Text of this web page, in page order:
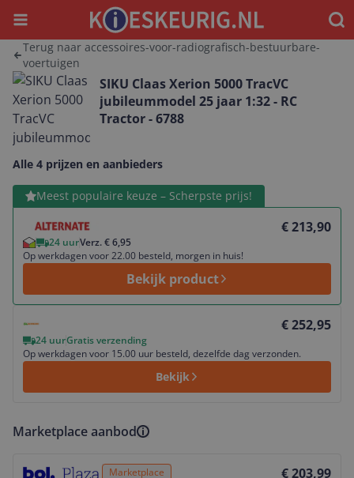
Menu
Terug naar accessoires-voor-radiografisch-bestuurbare-
voertuigen
SIKU Claas Xerion 5000 TracVC
jubileummodel 25 jaar 1:32 - RC
Tractor - 6788
Alle 4 prijzen en aanbieders
Meest populaire keuze – Scherpste prijs!
€ 213,90
24 uurVerz. € 6,95
Op werkdagen voor 22.00 besteld, morgen in huis!
Bekijk product
Bekijk product
€ 252,95
24 uurGratis verzending
Op werkdagen voor 15.00 uur besteld, dezelfde dag verzonden.
Bekijk
Marketplace aanbod
Marketplace € 203,99